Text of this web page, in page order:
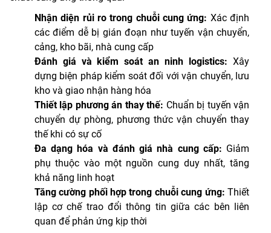
Nhận diện rủi ro trong chuỗi cung ứng: Xác định
các điểm dễ bị gián đoạn như tuyến vận chuyển,
cảng, kho bãi, nhà cung cấp
Đánh giá và kiểm soát an ninh logistics: Xây
dựng biện pháp kiểm soát đối với vận chuyển, lưu
kho và giao nhận hàng hóa
Thiết lập phương án thay thế: Chuẩn bị tuyến vận
chuyển dự phòng, phương thức vận chuyển thay
thế khi có sự cố
Đa dạng hóa và đánh giá nhà cung cấp: Giảm
phụ thuộc vào một nguồn cung duy nhất, tăng
khả năng linh hoạt
Tăng cường phối hợp trong chuỗi cung ứng: Thiết
lập cơ chế trao đổi thông tin giữa các bên liên
quan để phản ứng kịp thời